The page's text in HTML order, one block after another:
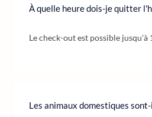
À quelle heure dois-je quitter
Le check-out est possible
Les animaux domestiques